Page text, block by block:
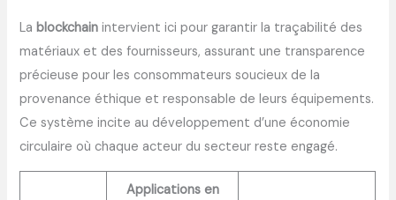
La blockchain intervient ici pour garantir la traçabilité des
matériaux et des fournisseurs, assurant une transparence
précieuse pour les consommateurs soucieux de la
provenance éthique et responsable de leurs équipements.
Ce système incite au développement d’une économie
circulaire où chaque acteur du secteur reste engagé.
Applications en